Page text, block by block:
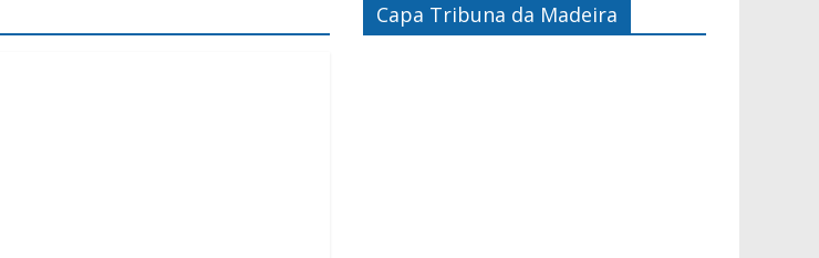
Capa Tribuna da Madeira